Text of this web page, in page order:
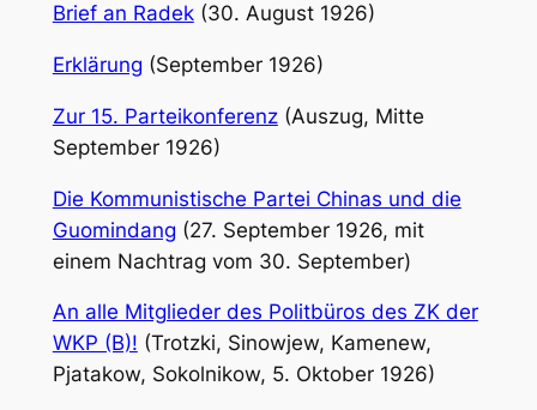
Brief an Radek(30. August 1926)
Erklärung (September 1926)
Zur 15. Parteikonferenz(Auszug, Mitte
September 1926)
Die Kommunistische Partei Chinas und die
Guomindang (27. September 1926, mit
einem Nachtrag vom 30. September)
An alle Mitglieder des Politbüros des ZK der
WKP (B)! (Trotzki, Sinowjew, Kamenew,
Pjatakow, Sokolnikow, 5. Oktober 1926)